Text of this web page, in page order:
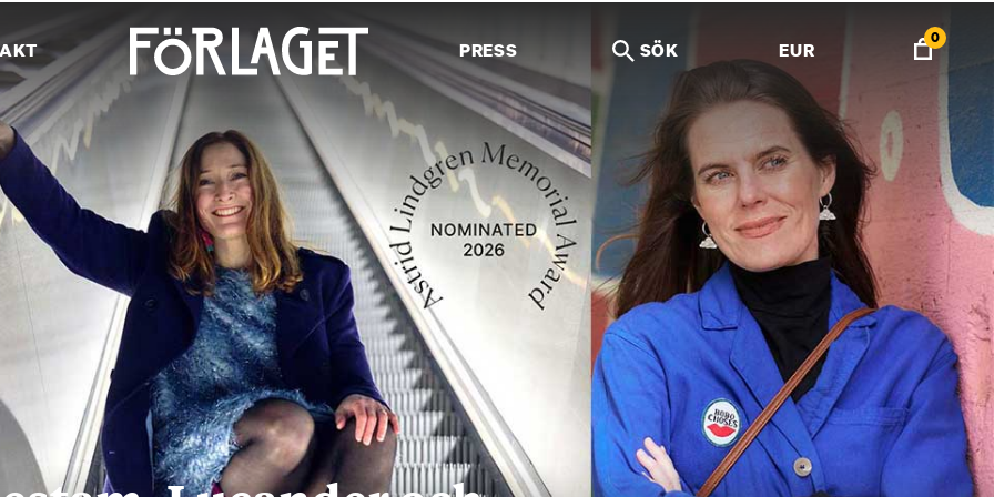
PRESS SÖK EUR
0